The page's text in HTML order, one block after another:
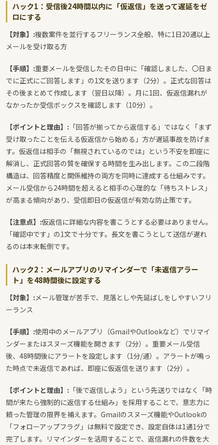
ハック1：受信後24時間以内に「仮返信」を送って遅延をゼ
ロにする
【対象】:複数案件を並行するフリーランス全般、特に1日20通以上
メールを受け取る方
【手順】:重要メールを受信したその日中に「確認しました、〇日ま
でに正式にご回答します」の1文を送ります（2分）。正式な回答は
その後まとめて作成します（翌日以降）。月に1回、仮返信漏れが
なかったか受信ボックスを確認します（10分）。
【ポイントと理由】: 「回答が揃ってから返信する」ではなく「まず
受け取ったことを伝える仮返信から始める」方が遅延事故を防げま
す。仮返信は相手の「無視されているのでは」という不安を即座に
解消し、正式回答の質を確保する時間を生み出します。この二段階
構造は、回答精度と関係維持の両方を同時に達成する仕組みです。
メール受信から24時間を超えると相手の心理的な「待ちストレス」
が高まる傾向があり、受信即日の仮返信が有効な防止策です。
【注意点】:仮返信に詳細な内容を書こうとする必要はありません。
「確認中です」の1文で十分です。長文を書こうとして送信が遅れ
るのは本末転倒です。
ハック2：メールアプリのリマインダーで「未返信アラー
ト」を48時間後に設定する
【対象】: メール管理が苦手で、見落としや先延ばしをしやすいフリ
ーランス
【手順】:使用中のメールアプリ（GmailやOutlookなど）でリマイ
ンダーまたはスヌーズ機能を開きます（2分）。重要メール受信
後、48時間後にアラートを設定します（1分/通）。アラートが鳴っ
た時点で未返信であれば、即座に仮返信を送ります（2分）。
【ポイントと理由】: 「後で返信しよう」という先送りではなく「時
間が来たら強制的に返信する仕組み」を採用することで、意志力に
頼った管理の限界を補えます。Gmailのスヌーズ機能やOutlookの
「フォローアップフラグ」は無料で設定でき、設定自体は1通1分で
完了します。リマインダーを活用することで、返信漏れの件数を大